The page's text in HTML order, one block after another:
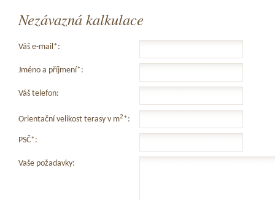
Nezávazná kalkulace
Váš e-mail*:
Jméno a příjmení*:
Váš telefon:
Orientační velikost terasy v m2*:
PSČ*:
Vaše požadavky: